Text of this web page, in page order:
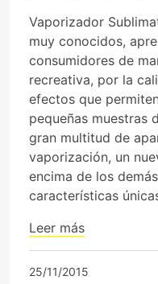
Vaporizador
muy conocidos,
consumidores de
recreativa, por la
efectos que
pequeñas muestras
gran multitud de
vaporización, un
encima de los
características
Leer más
25/11/2015